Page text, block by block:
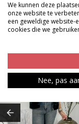
Betaalinformatie
We kunnen deze
onze website te
een geweldige
cookies die we
Nee, pas